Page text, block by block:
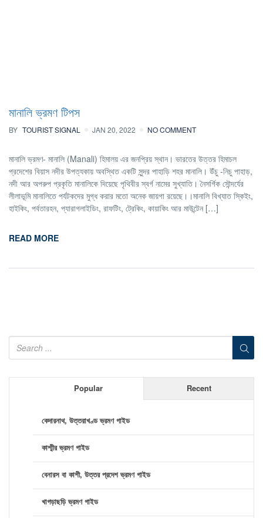
মানালি ভ্রমণ টিপস
BY TOURIST SIGNAL JAN 20, 2022 NO COMMENT
মানালি ভ্রমণ- মানালি (Manali) হিমালয় এর জনপ্রিয় স্থান। ভারতের উত্তর হিমাচল
প্রদেশের বিয়াস নদীর উপত্যকায় অবস্থিত একটি সুন্দর পাহাড়ি শহর মানালি। উঁচু -নিচু পাহাড়,
নদী আর অপরুপ প্রকৃতি মানালিকে দিয়েছে পৃথিবীর স্বর্গ নামের সুখ্যাতি। নৈসর্গিক সৌন্দর্যের
লীলাভূমি মানালিতে পর্যটকদের মুগ্ধ করার মতো অনেক জায়গা রয়েছে।।মানালি বিখ্যাত স্কিইং,
হাইকিং, পর্বতারহন, প্যারাগলাইডিং, রাফটিং, ট্রেকিং, কায়াকিং আর মাউন্টেন […]
READ MORE
Popular Recent
কেদারনাথ, উত্তরাখণ্ড ভ্রমণ গাইড
কাশ্মীর ভ্রমণ গাইড
বেনারস বা কাশী, উত্তর প্রদেশ ভ্রমণ গাইড
খাগড়াছড়ি ভ্রমণ গাইড